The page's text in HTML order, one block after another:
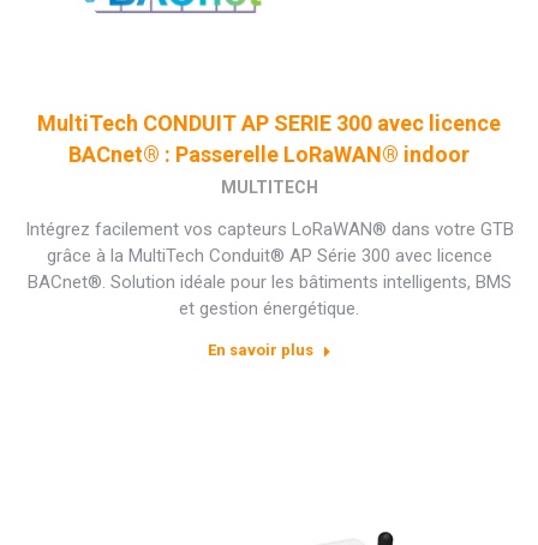
MultiTech CONDUIT AP SERIE 300 avec licence
BACnet® : Passerelle LoRaWAN® indoor
MULTITECH
Intégrez facilement vos capteurs LoRaWAN® dans votre GTB
grâce à la MultiTech Conduit® AP Série 300 avec licence
BACnet®. Solution idéale pour les bâtiments intelligents, BMS
et gestion énergétique.
En savoir plus